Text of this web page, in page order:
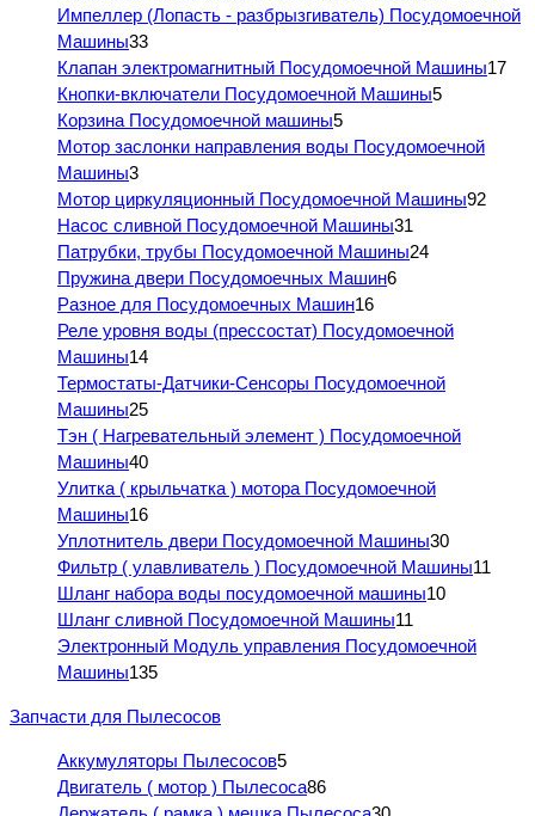
Импеллер (Лопасть - разбрызгиватель) Посудомоечной
Машины33
Клапан электромагнитный Посудомоечной Машины17
Кнопки-включатели Посудомоечной Машины5
Корзина Посудомоечной машины5
Мотор заслонки направления воды Посудомоечной
Машины3
Мотор циркуляционный Посудомоечной Машины92
Насос сливной Посудомоечной Машины31
Патрубки, трубы Посудомоечной Машины24
Пружина двери Посудомоечных Машин6
Разное для Посудомоечных Машин16
Реле уровня воды (прессостат) Посудомоечной
Машины14
Термостаты-Датчики-Сенсоры Посудомоечной
Машины25
Тэн ( Нагревательный элемент ) Посудомоечной
Машины40
Улитка ( крыльчатка ) мотора Посудомоечной
Машины16
Уплотнитель двери Посудомоечной Машины30
Фильтр ( улавливатель ) Посудомоечной Машины11
Шланг набора воды посудомоечной машины10
Шланг сливной Посудомоечной Машины11
Электронный Модуль управления Посудомоечной
Машины135
Запчасти для Пылесосов
Аккумуляторы Пылесосов5
Двигатель ( мотор ) Пылесоса86